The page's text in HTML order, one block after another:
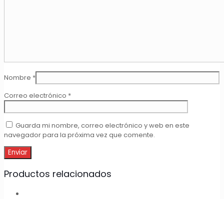
Nombre *
Correo electrónico *
Guarda mi nombre, correo electrónico y web en este
navegador para la próxima vez que comente.
Productos relacionados